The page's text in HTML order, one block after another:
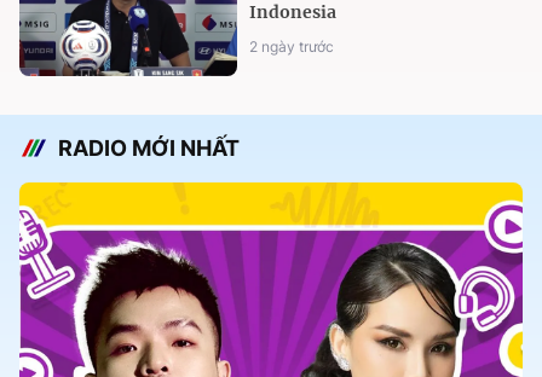
Indonesia
2 ngày trước
RADIO MỚI NHẤT